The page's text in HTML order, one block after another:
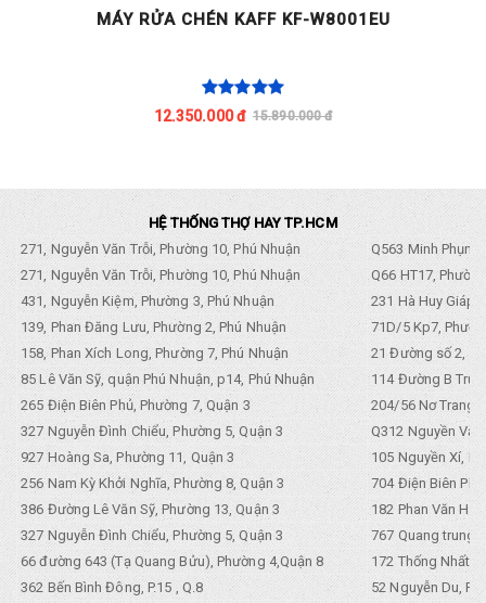
MÁY RỬA CHÉN KAFF KF-W8001EU
12.350.000 đ 15.890.000 đ
HỆ THỐNG THỢ HAY TP.HCM
271, Nguyễn Văn Trỗi, Phường 10, Phú Nhuận
Q563 Minh
271, Nguyễn Văn Trỗi, Phường 10, Phú Nhuận
Q66 HT17,
431, Nguyễn Kiệm, Phường 3, Phú Nhuận
231 Hà Huy Giáp,
139, Phan Đăng Lưu, Phường 2, Phú Nhuận
71D/5 Kp7,
158, Phan Xích Long, Phường 7, Phú Nhuận
21 Đường số 2,
85 Lê Văn Sỹ, quận Phú Nhuận, p14, Phú Nhuận
114 Đường B
265 Điện Biên Phủ, Phường 7, Quận 3
204/56 Nơ Trang
327 Nguyễn Đình Chiểu, Phường 5, Quận 3
Q312 Nguyền
927 Hoàng Sa, Phường 11, Quận 3
105 Nguyền Xí,
256 Nam Kỳ Khởi Nghĩa, Phường 8, Quận 3
704 Điện Biên
386 Đường Lê Văn Sỹ, Phường 13, Quận 3
182 Phan Văn
327 Nguyễn Đình Chiểu, Phường 5, Quận 3
767 Quang trung,
66 đường 643 (Tạ Quang Bửu), Phường 4,Quận 8
172 Thống Nhất.
362 Bến Bình Đông, P.15 , Q.8
52 Nguyễn Du,